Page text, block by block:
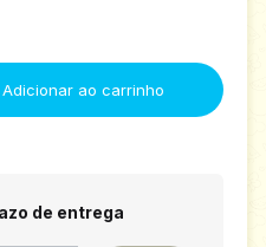
Alterar CEP
de entrega